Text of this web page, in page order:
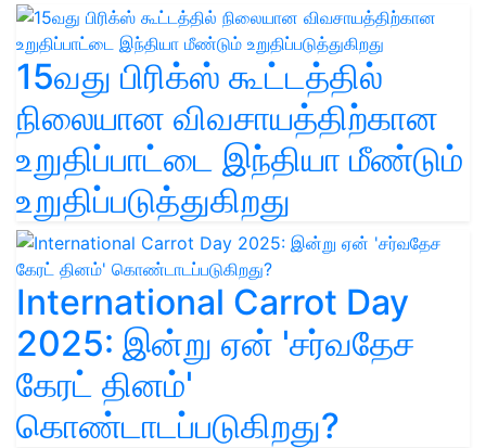
15வது பிரிக்ஸ் கூட்டத்தில்
நிலையான விவசாயத்திற்கான
உறுதிப்பாட்டை இந்தியா மீண்டும்
உறுதிப்படுத்துகிறது
International Carrot Day
2025: இன்று ஏன் 'சர்வதேச
கேரட் தினம்'
கொண்டாடப்படுகிறது?